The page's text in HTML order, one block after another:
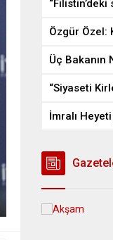
Özgür Özel:
“Siyaseti